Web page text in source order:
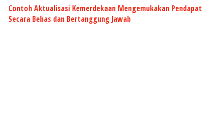
Contoh Aktualisasi Kemerdekaan Mengemukakan Pendapat
Secara Bebas dan Bertanggung Jawab